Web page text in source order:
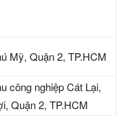
Mỹ, Quận 2, TP.HCM
công nghiệp Cát Lại,
Quận 2, TP.HCM